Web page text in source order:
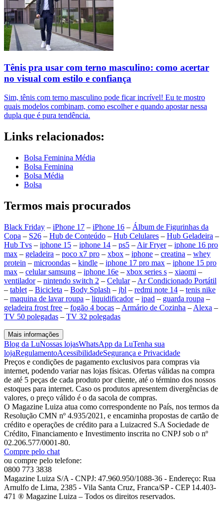
Tênis pra usar com terno masculino: como acertar
no visual com estilo e confiança
Sim, tênis com terno masculino pode ficar incrível! Eu te mostro
quais modelos combinam, como escolher e quando apostar nessa
dupla que é pura tendência.
Links relacionados:
Bolsa Feminina Média
Bolsa Feminina
Bolsa Média
Bolsa
Termos mais procurados
Black Friday – iPhone 17 – iPhone 16 – Álbum de Figurinhas da
Copa – S26 – Hub de Conteúdo – Hub Celulares – Hub Geladeira –
Hub Tvs – iphone 15 – iphone 14 – ps5 – Air Fryer– iphone 16 pro
max – geladeira – poco x7 pro – xbox – iphone – creatina – whey
protein – microondas – kindle – iphone 17 pro max – iphone 15 pro
max – celular samsung – iphone 16e – xbox series s – xiaomi –
ventilador– nintendo switch 2 – Celular– Ar Condicionado Portátil
– tablet – Bicicleta – Body Splash – jbl – redmi note 14 – tenis nike
– maquina de lavar roupa – liquidificador– ipad – guarda roupa –
geladeira frost free – fogão 4 bocas – Armário de Cozinha – Alexa –
TV 50 polegadas – TV 32 polegadas
Mais informações
Blog da LuNossas lojasWhatsApp da LuTenha sua
lojaRegulamentoAcessibilidadeSegurança e Privacidade
Preços e condições de pagamento exclusivos para compras via
internet, podendo variar nas lojas físicas. Ofertas válidas na compra
de até 5 peças de cada produto por cliente, até o término dos nossos
estoques para internet. Caso os produtos apresentem divergências de
valores, o preço válido é o da sacola de compras.
O Magazine Luiza atua como correspondente no País, nos termos da
Resolução CMN nº 4.935/2021, e encaminha propostas de cartão de
crédito e operações de crédito para a Luizacred S.A Sociedade de
Crédito, Financiamento e Investimento inscrita no CNPJ sob o nº
02.206.577/0001-80.
Compre pelo chat
ou compre pelo telefone:
0800 773 3838
Magazine Luiza S/A - CNPJ: 47.960.950/1088-36 - Endereço: Rua
Arnulfo de Lima, 2385 - Vila Santa Cruz, Franca/SP - CEP 14.403-
471 ® Magazine Luiza – Todos os direitos reservados.